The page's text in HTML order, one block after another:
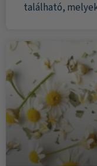
található,